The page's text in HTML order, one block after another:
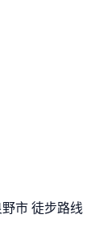
市 徒步路线